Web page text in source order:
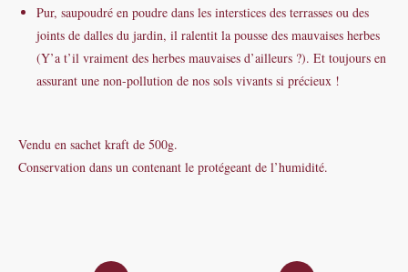
Pur, saupoudré en poudre dans les interstices des terrasses ou des
joints de dalles du jardin, il ralentit la pousse des mauvaises herbes
(Y’a t’il vraiment des herbes mauvaises d’ailleurs ?). Et toujours en
assurant une non-pollution de nos sols vivants si précieux !
Vendu en sachet kraft de 500g.
Conservation dans un contenant le protégeant de l’humidité.